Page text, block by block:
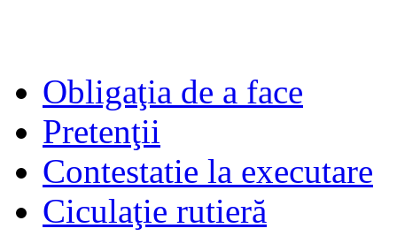
Obligaţia de a face
Pretenţii
Contestatie la executare
Ciculaţie rutieră